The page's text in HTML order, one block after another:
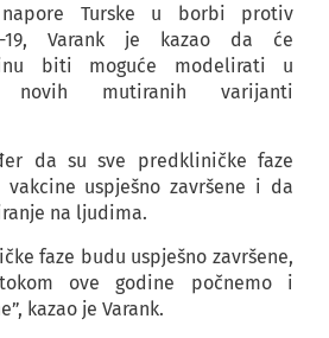
Turske u borbi protiv
19, Varank je kazao da će
biti moguće modelirati u
novih mutiranih varijanti
da su sve predkliničke faze
uspješno završene i da
na ljudima.
faze budu uspješno završene,
ove godine počnemo i
kazao je Varank.